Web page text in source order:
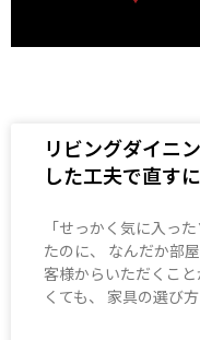
リビングダイニ
した工夫で直す
「せっかく気に入っ
たのに、 なんだか部
客様からいただくこ
くても、 家具の選び